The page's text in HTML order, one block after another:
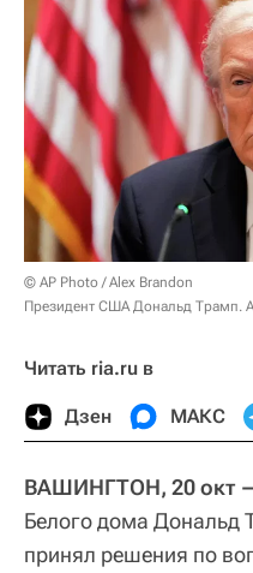
© AP Photo / Alex Brandon
Президент США Дональд Трамп.
Читать ria.ru в
Дзен МАКС
ВАШИНГТОН, 20 окт
Белого дома Дональд
принял решения по